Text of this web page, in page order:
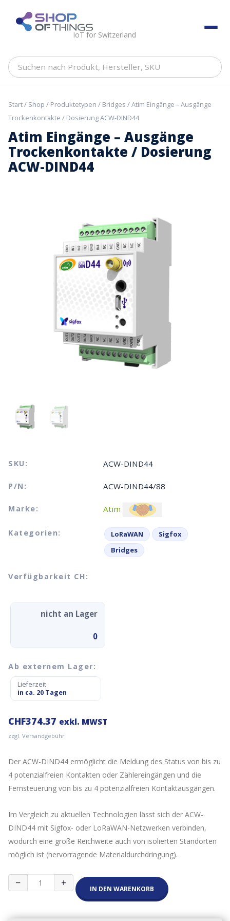
content ShopOfThings
IoT for Switzerland
Suchen
Hersteller,
Start/ Shop / Produktetypen / Bridges / Atim Eingänge – Ausgänge
Trockenkontakte / Dosierung ACW-DIND44
Atim Eingänge – Ausgänge
Trockenkontakte / Dosierung
ACW-DIND44
SKU: ACW-DIND44
P/N: ACW-DIND44/88
Marke: Atim
Kategorien: LoRaWAN
Sigfox
Bridges
Verfügbarkeit CH:
nicht an Lager
0
Ab externem Lager:
Lieferzeit
in ca. 20 Tagen
CHF374.37 exkl. MWST
zzgl. Versandgebühr
Der ACW-DIND44 ermöglicht die Meldung des Status von bis zu
4 potenzialfreien Kontakten oder Zählereingängen und die
Fernsteuerung von bis zu 4 potenzialfreien Kontaktausgängen.
Im Vergleich zu aktuellen Technologien lässt sich der ACW-
DIND44 mit Sigfox- oder LoRaWAN-Netzwerken verbinden,
wodurch eine große Reichweite auch von isolierten Standorten
möglich ist (hervorragende Materialdurchdringung).
−
Atim
Eingänge
Trockenkontakte
+ IN DEN WARENKORB